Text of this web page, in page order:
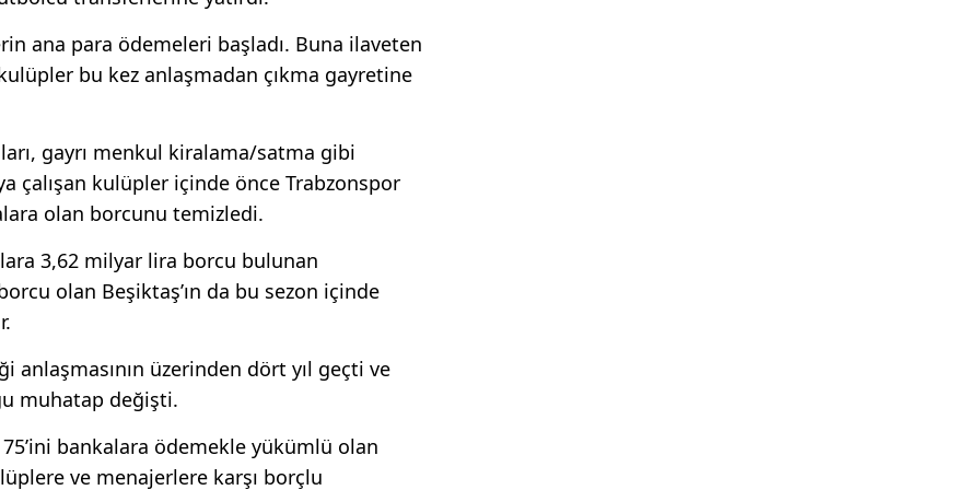
ana para ödemeleri başladı. Buna ilaveten
bu kez anlaşmadan çıkma gayretine
gayrı menkul kiralama/satma gibi
çalışan kulüpler içinde önce Trabzonspor
olan borcunu temizledi.
3,62 milyar lira borcu bulunan
olan Beşiktaş’ın da bu sezon içinde
anlaşmasının üzerinden dört yıl geçti ve
muhatap değişti.
bankalara ödemekle yükümlü olan
ve menajerlere karşı borçlu